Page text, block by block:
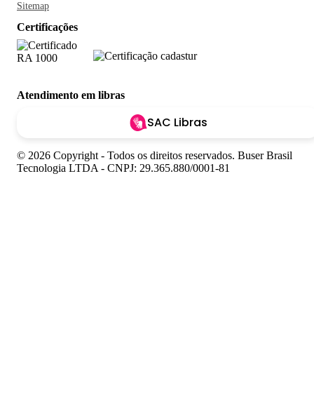
Sitemap
Certificações
Atendimento em libras
SAC Libras
© 2026 Copyright - Todos os direitos reservados. Buser Brasil
Tecnologia LTDA - CNPJ: 29.365.880/0001-81